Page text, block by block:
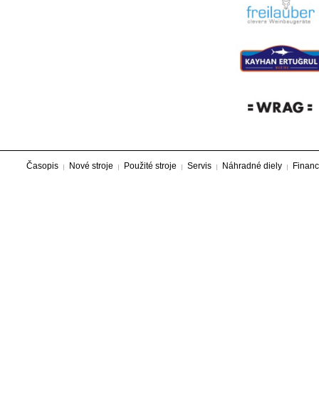
Časopis Nové stroje Použité stroje Servis Náhradné diely